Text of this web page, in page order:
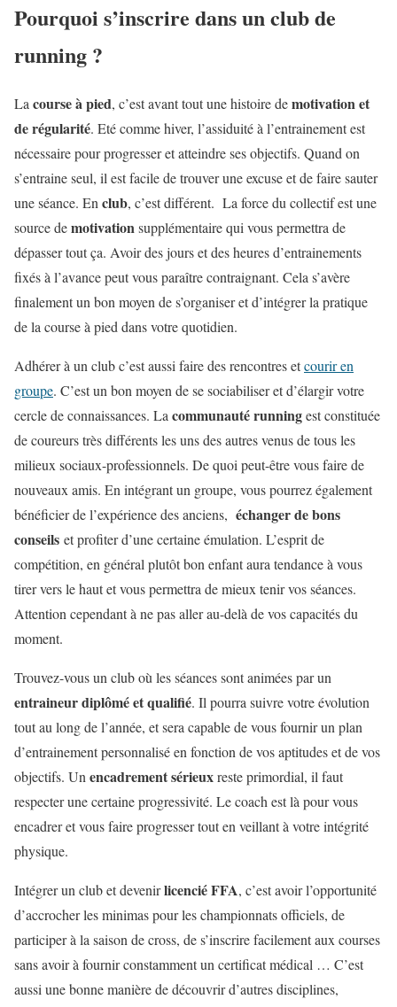
Pourquoi s’inscrire dans un club de
running ?
La course à pied, c’est avant tout une histoire demotivation et
de régularité. Eté comme hiver, l’assiduité à l’entrainement est
nécessaire pour progresser et atteindre ses objectifs. Quand on
s’entraine seul, il est facile de trouver une excuse et de faire sauter
une séance. En club, c’est différent. La force du collectif est une
source demotivationsupplémentaire qui vous permettra de
dépasser tout ça. Avoir des jours et des heures d’entrainements
fixés à l’avance peut vous paraître contraignant. Cela s’avère
finalement un bon moyen de s’organiser et d’intégrer la pratique
de la course à pied dans votre quotidien.
Adhérer à un club c’est aussi faire des rencontres etcourir en
groupe. C’est un bon moyen de se sociabiliser et d’élargir votre
cercle de connaissances. La communauté runningest constituée
de coureurs très différents les uns des autres venus de tous les
milieux sociaux-professionnels. De quoi peut-être vous faire de
nouveaux amis. En intégrant un groupe, vous pourrez également
bénéficier de l’expérience des anciens, échanger de bons
conseils et profiter d’une certaine émulation. L’esprit de
compétition, en général plutôt bon enfant aura tendance à vous
tirer vers le haut et vous permettra de mieux tenir vos séances.
Attention cependant à ne pas aller au-delà de vos capacités du
moment.
Trouvez-vous un club où les séances sont animées par un
entraineur diplômé et qualifié. Il pourra suivre votre évolution
tout au long de l’année, et sera capable de vous fournir un plan
d’entrainement personnalisé en fonction de vos aptitudes et de vos
objectifs. Un encadrement sérieuxreste primordial, il faut
respecter une certaine progressivité. Le coach est là pour vous
encadrer et vous faire progresser tout en veillant à votre intégrité
physique.
Intégrer un club et devenirlicencié FFA, c’est avoir l’opportunité
d’accrocher les minimas pour les championnats officiels, de
participer à la saison de cross, de s’inscrire facilement aux courses
sans avoir à fournir constamment un certificat médical … C’est
aussi une bonne manière de découvrir d’autres disciplines,